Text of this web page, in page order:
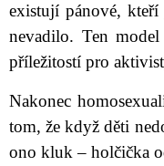
existují pánové,
nevadilo. Ten
příležitostí pro
Nakonec
tom, že když děti
ono kluk – holčička